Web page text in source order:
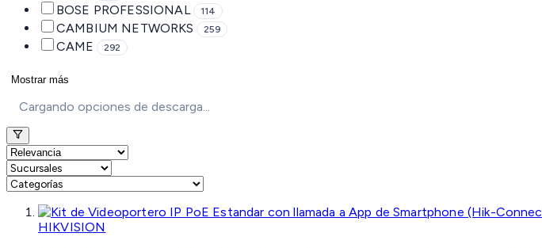
BOSE PROFESSIONAL 114
CAMBIUM NETWORKS 259
CAME 292
Mostrar más
Cargando opciones de descarga...
HIKVISION